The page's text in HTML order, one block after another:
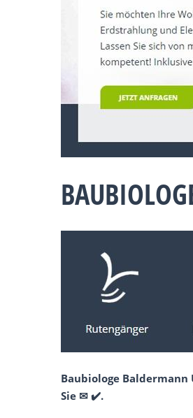
Baubiologe Baldermann
Sie ✉ ✔️.